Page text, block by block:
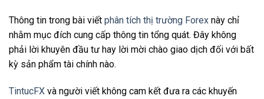
Thông tin trong bài viết phân tích thị trường Forex này chỉ
nhằm mục đích cung cấp thông tin tổng quát. Đây không
phải lời khuyên đầu tư hay lời mời chào giao dịch đối với bất
kỳ sản phẩm tài chính nào.
TintucFX và người viết không cam kết đưa ra các khuyến